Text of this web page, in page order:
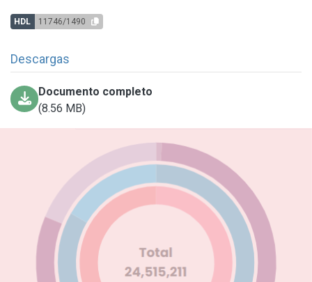
HDL 11746/1490
Descargas
Documento completo
(8.56 MB)